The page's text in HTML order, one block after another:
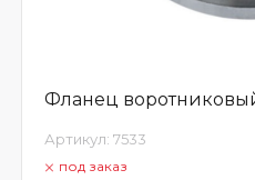
Фланец
Артикул: 7533
под заказ